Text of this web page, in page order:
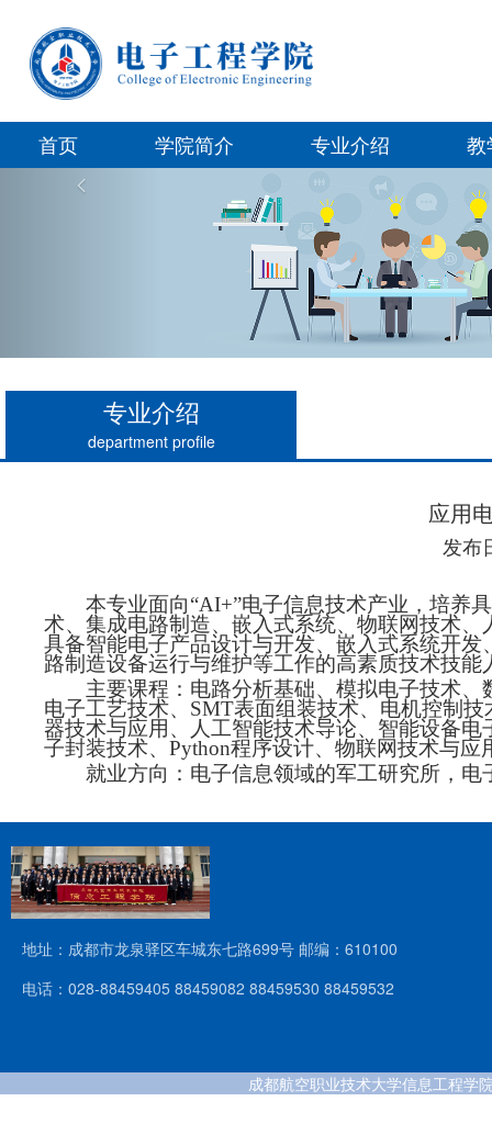
首页 学院简介 专业介绍 教
专业介绍
department profile
应用
发布
本专业面向“AI+”电子信息技术产业，培养
术、集成电路制造、嵌入式系统、物联网技术
具备智能电子产品设计与开发、嵌入式系统开
路制造设备运行与维护等工作的高素质技术技能
主要课程：电路分析基础、模拟电子技术、
电子工艺技术、 SMT表面组装技术、电机控制
器技术与应用、人工智能技术导论、智能设备电
子封装技术、 Python程序设计、物联网技术与应
就业方向： 电子信息领域的军工研究所，
地址：成都市龙泉驿区车城东七路699号 邮编：610100
电话：028-88459405 88459082 88459530 88459532
成都航空职业技术大学信息工程